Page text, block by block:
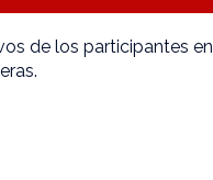
de los participantes en